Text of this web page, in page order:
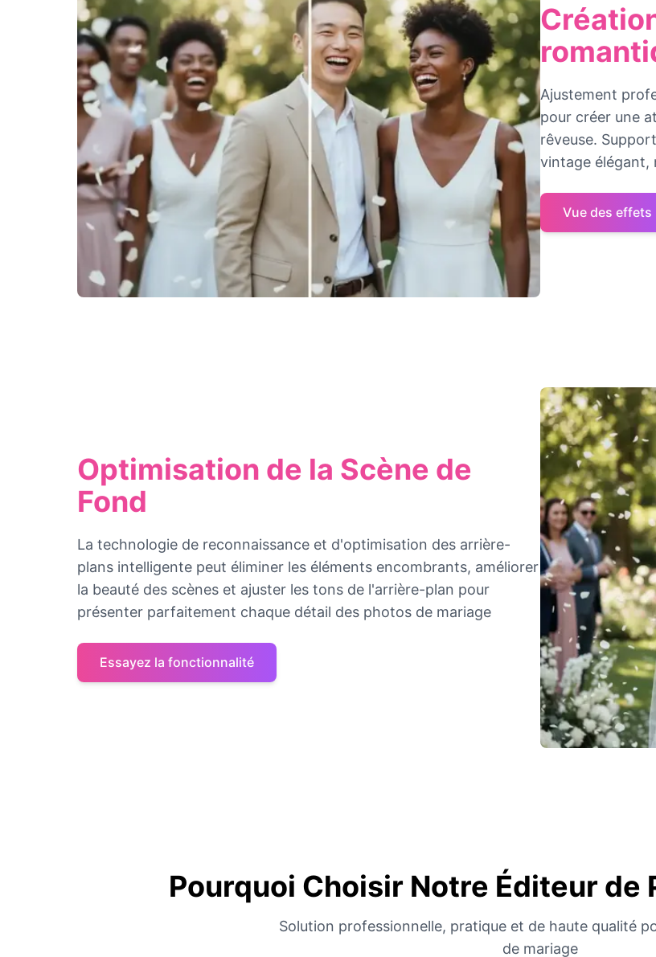
Ajustement
pour créer une
rêveuse.
vintage élégant,
Vue des effets
Optimisation de la Scène de
Fond
La technologie de reconnaissance et d'optimisation des arrière-
plans intelligente peut éliminer les éléments encombrants, améliorer
la beauté des scènes et ajuster les tons de l'arrière-plan pour
présenter parfaitement chaque détail des photos de mariage
Essayez la fonctionnalité
Pourquoi Choisir Notre Éditeur de
Solution professionnelle, pratique et de haute qualité
de mariage